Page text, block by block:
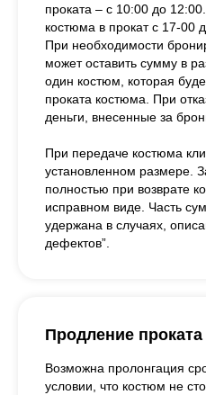
проката – с 10:00 до
костюма в прокат с 17-00
При необходимости
может оставить сумму в
один костюм, которая
проката костюма. При
деньги, внесенные за
При передаче костюма
установленном размере.
полностью при возврате
исправном виде. Часть
удержана в случаях,
дефектов”.
Продление проката
Возможна пролонгация
условии, что костюм не